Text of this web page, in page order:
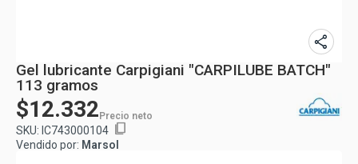
share
Gel lubricante Carpigiani "CARPILUBE BATCH"
113 gramos
$12.332 Precio neto
SKU: IC743000104 content_copy
Vendido por: Marsol